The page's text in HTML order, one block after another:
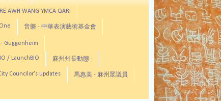
AWH WANG YMCA QARI
音樂 - 中華表演藝術基金會
Guggenheim
/ LaunchBIO 麻州州長動態 -
Councilor's updates 馬惠美 - 麻州眾議員